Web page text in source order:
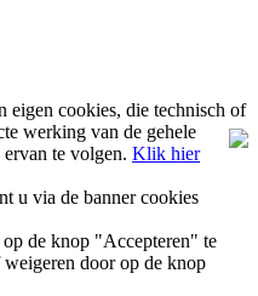
eigen cookies, die technisch of
werking van de gehele
te volgen. Klik hier
u via de banner cookies
de knop "Accepteren" te
door op de knop